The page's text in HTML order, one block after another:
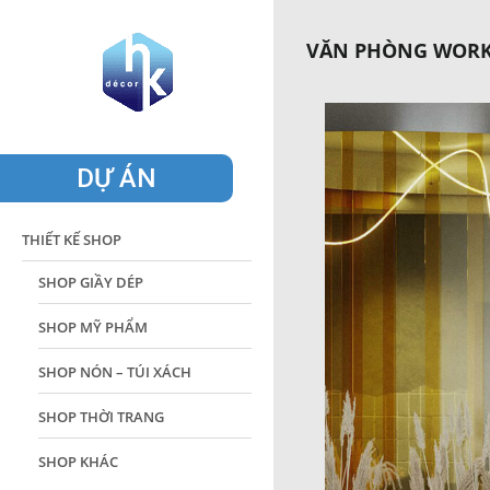
DỰ ÁN
THIẾT KẾ SHOP
SHOP GIẦY DÉP
SHOP MỸ PHẨM
SHOP NÓN – TÚI XÁCH
SHOP THỜI TRANG
SHOP KHÁC
VĂN PHÒNG